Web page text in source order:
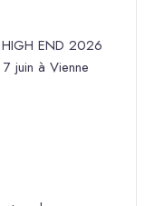
END 2026
juin à Vienne